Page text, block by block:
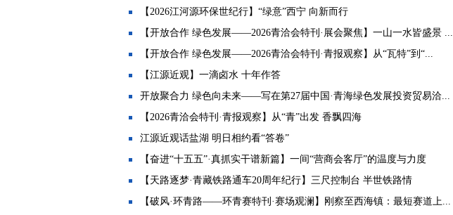
【2026江河源环保世纪行】“绿意”西宁 向新而行
【开放合作 绿色发展——2026青洽会特刊·展会聚焦】一山一水皆盛景 ...
【开放合作 绿色发展——2026青洽会特刊·青报观察】从“瓦特”到“...
【江源近观】一滴卤水 十年作答
开放聚合力 绿色向未来——写在第27届中国·青海绿色发展投资贸易洽...
【2026青洽会特刊·青报观察】从“青”出发 香飘四海
江源近观话盐湖 明日相约看“答卷”
【奋进“十五五”·真抓实干谱新篇】一间“营商会客厅”的温度与力度
【天路逐梦·青藏铁路通车20周年纪行】三尺控制台 半世铁路情
【破风·环青路——环青赛特刊·赛场观澜】刚察至西海镇：最短赛道上...